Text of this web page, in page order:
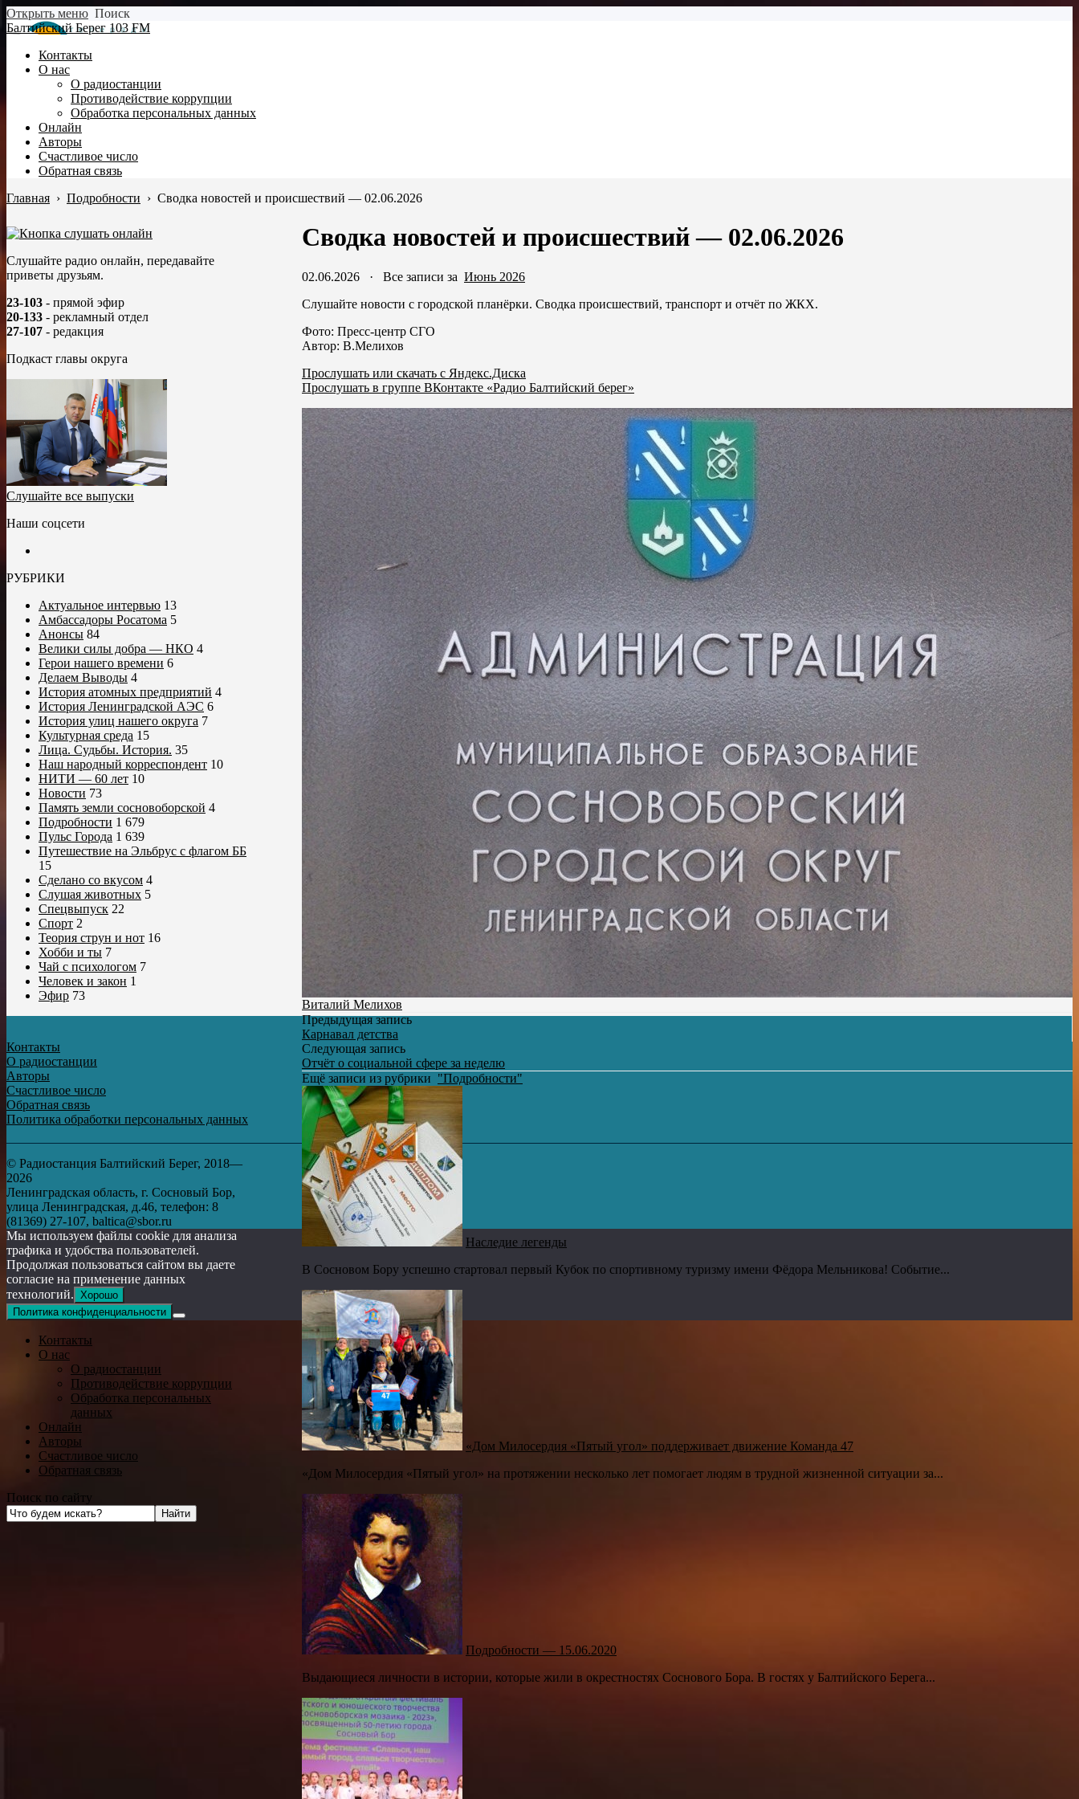
Открыть меню Поиск
Балтийский Берег 103 FM
Контакты
О нас
О радиостанции
Противодействие коррупции
Обработка персональных данных
Онлайн
Авторы
Счастливое число
Обратная связь
Главная › Подробности › Сводка новостей и происшествий — 02.06.2026
Сводка новостей и происшествий — 02.06.2026
02.06.2026 · Все записи за Июнь 2026
Слушайте новости с городской планёрки. Сводка происшествий, транспорт и отчёт по ЖКХ.
Фото: Пресс-центр СГО
Автор: В.Мелихов
Прослушать или скачать с Яндекс.Диска
Прослушать в группе ВКонтакте «Радио Балтийский берег»
Виталий Мелихов
Предыдущая запись
Карнавал детства
Следующая запись
Отчёт о социальной сфере за неделю
Ещё записи из рубрики "Подробности"
Наследие легенды
В Сосновом Бору успешно стартовал первый Кубок по спортивному туризму имени Фёдора Мельникова! Событие...
«Дом Милосердия «Пятый угол» поддерживает движение Команда 47
«Дом Милосердия «Пятый угол» на протяжении несколько лет помогает людям в трудной жизненной ситуации за...
Подробности — 15.06.2020
Выдающиеся личности в истории, которые жили в окрестностях Соснового Бора. В гостях у Балтийского Берега...
Слушайте радио онлайн, передавайте
приветы друзьям.
23-103 - прямой эфир
20-133 - рекламный отдел
27-107 - редакция
Подкаст главы округа
Слушайте все выпуски
Наши соцсети
РУБРИКИ
Актуальное интервью 13
Амбассадоры Росатома 5
Анонсы 84
Велики силы добра — НКО 4
Герои нашего времени 6
Делаем Выводы 4
История атомных предприятий 4
История Ленинградской АЭС 6
История улиц нашего округа 7
Культурная среда 15
Лица. Судьбы. История. 35
Наш народный корреспондент 10
НИТИ — 60 лет 10
Новости 73
Память земли сосновоборской 4
Подробности 1 679
Пульс Города 1 639
Путешествие на Эльбрус с флагом ББ
15
Сделано со вкусом 4
Слушая животных 5
Спецвыпуск 22
Спорт 2
Теория струн и нот 16
Хобби и ты 7
Чай с психологом 7
Человек и закон 1
Эфир 73
Контакты
О радиостанции
Авторы
Счастливое число
Обратная связь
Политика обработки персональных данных
© Радиостанция Балтийский Берег, 2018—
2026
Ленинградская область, г. Сосновый Бор,
улица Ленинградская, д.46, телефон: 8
(81369) 27-107, baltica@sbor.ru
Мы используем файлы cookie для анализа
трафика и удобства пользователей.
Продолжая пользоваться сайтом вы даете
согласие на применение данных
технологий. Хорошо
Политика конфиденциальности
Контакты
О нас
О радиостанции
Противодействие коррупции
Обработка персональных
данных
Онлайн
Авторы
Счастливое число
Обратная связь
Поиск по сайту